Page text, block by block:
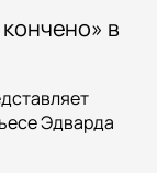
в
Эдварда